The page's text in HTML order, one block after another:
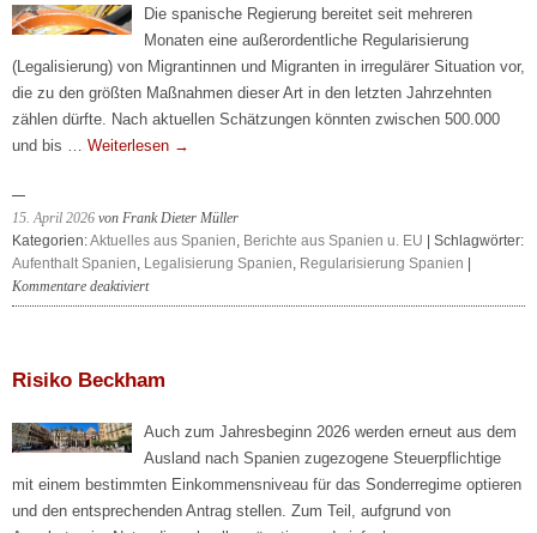
Die spanische Regierung bereitet seit mehreren
Monaten eine außerordentliche Regularisierung
(Legalisierung) von Migrantinnen und Migranten in irregulärer Situation vor,
die zu den größten Maßnahmen dieser Art in den letzten Jahrzehnten
zählen dürfte. Nach aktuellen Schätzungen könnten zwischen 500.000
und bis … Weiterlesen →
15. April 2026 von Frank Dieter Müller
Kategorien:Aktuelles aus Spanien, Berichte aus Spanien u. EU | Schlagwörter:
Aufenthalt Spanien, Legalisierung Spanien, Regularisierung Spanien
Kommentare deaktiviertfür
Spanien
(Regularisierung)
Migranten
Risiko Beckham
Auch zum Jahresbeginn 2026 werden erneut aus dem
Ausland nach Spanien zugezogene Steuerpflichtige
mit einem bestimmten Einkommensniveau für das Sonderregime optieren
und den entsprechenden Antrag stellen. Zum Teil, aufgrund von